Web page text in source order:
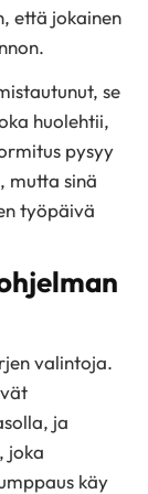
että jokainen
se
huolehtii,
pysyy
mutta sinä
työpäivä
valintoja.
ja
joka
käy